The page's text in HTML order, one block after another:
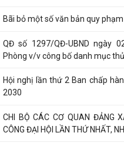
Bãi bỏ một số văn bản quy
QĐ số 1297/QĐ-UBND ngày
Phòng v/v công bố danh mục thủ
Hội nghị lần thứ 2 Ban chấp
2030
CHI BỘ CÁC CƠ QUAN ĐẢNG
CÔNG ĐẠI HỘI LẦN THỨ NHẤT,